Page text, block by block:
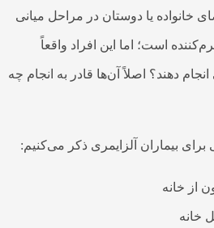
خانواده یا دوستان در مراحل میانی
است؛ اما این افراد واقعاً
دهند؟ اصلاً آن‌ها قادر به انجام چه
بیماران آلزایمری ذکر می‌کنیم:
از خانه
خانه